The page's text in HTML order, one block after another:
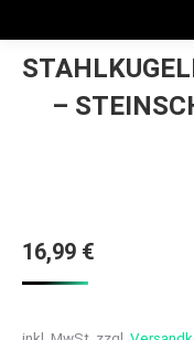
–
16,99 €